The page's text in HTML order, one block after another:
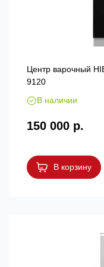
Центр варочный
9120
В наличии
150 000 р.
В корзину